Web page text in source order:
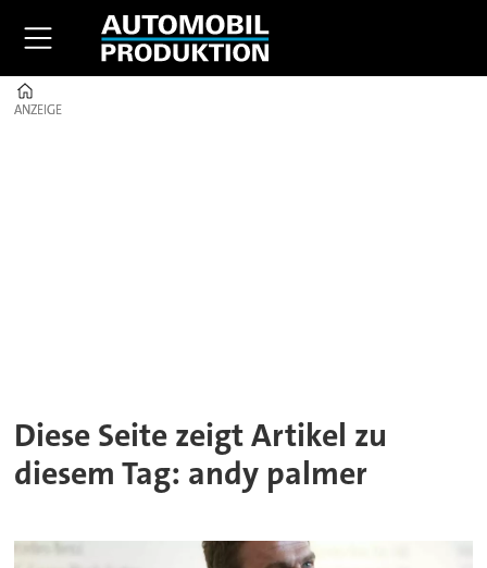
ANZEIGE
ANZEIGE
Diese Seite zeigt Artikel zu
diesem Tag: andy palmer